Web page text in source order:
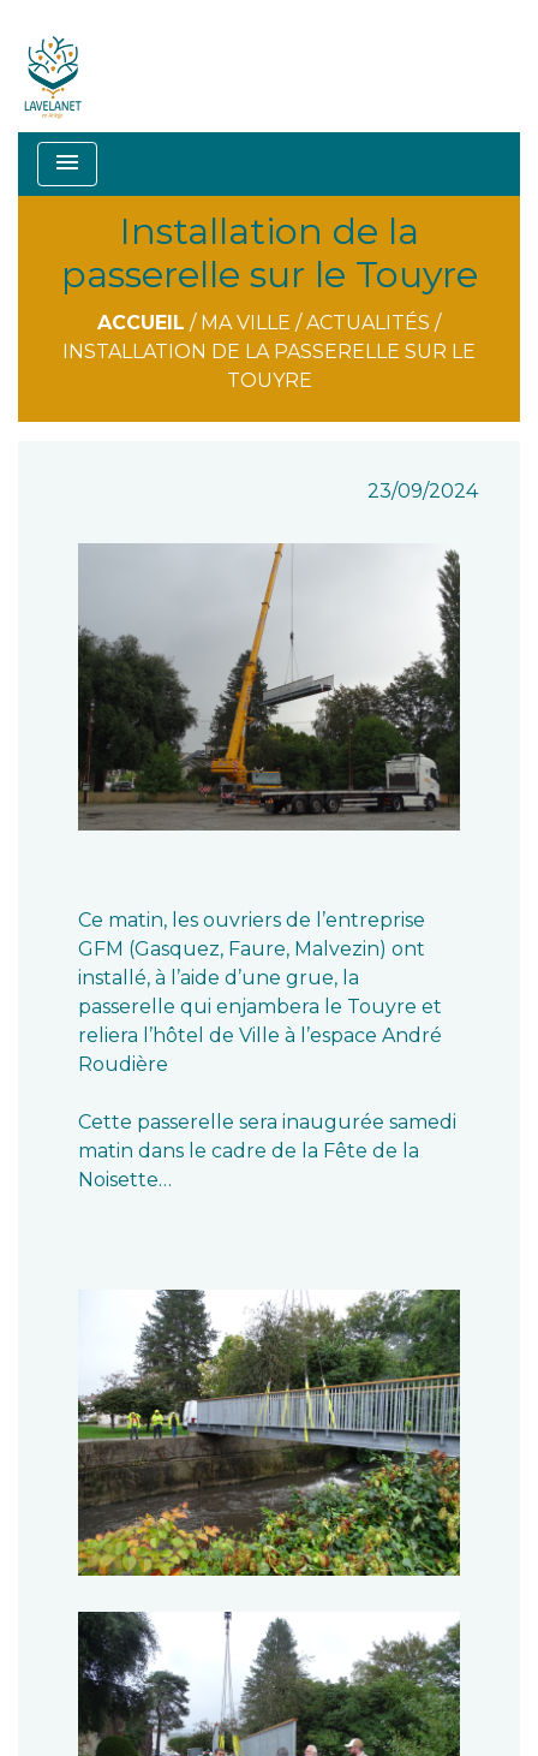
menu
Installation de la
passerelle sur le Touyre
ACCUEIL / MA VILLE /ACTUALITÉS /
INSTALLATION DE LA PASSERELLE SUR LE
TOUYRE
23/09/2024
Ce matin, les ouvriers de l’entreprise
GFM (Gasquez, Faure, Malvezin) ont
installé, à l’aide d’une grue, la
passerelle qui enjambera le Touyre et
reliera l’hôtel de Ville à l’espace André
Roudière
Cette passerelle sera inaugurée samedi
matin dans le cadre de la Fête de la
Noisette…